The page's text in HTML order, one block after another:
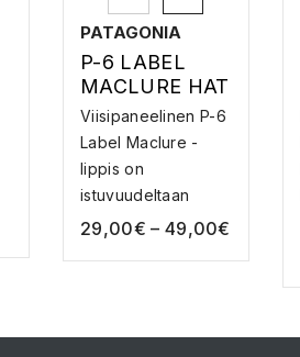
PATAGONIA
P-6 LABEL
MACLURE HAT
– LIPPALAKKI
Viisipaneelinen P-6
Label Maclure -
lippis on
istuvuudeltaan
keskiko...
29,00€ – 49,00€